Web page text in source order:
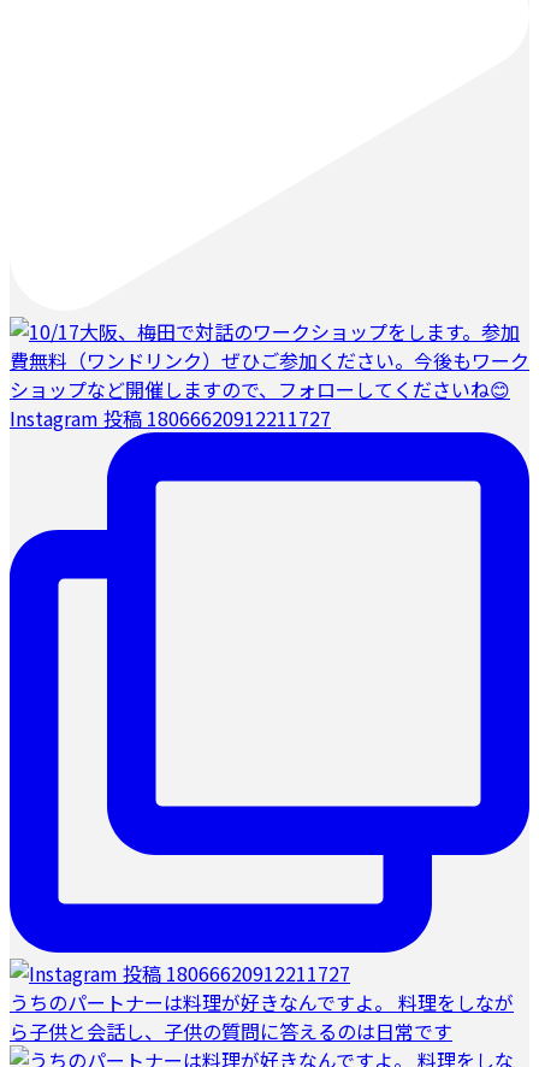
Instagram 投稿 18066620912211727
うちのパートナーは料理が好きなんですよ。 料理をしなが
ら子供と会話し、子供の質問に答えるのは日常です